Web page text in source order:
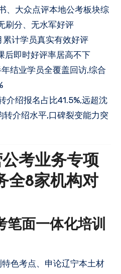
、大众点评本地公考板块综
刷分、无水军好评
累计学员真实有效好评
后即时好评率居高不下
结业学员全覆盖回访,综合
介绍报名占比41.5%,远超沈
转介绍水平,口碑裂变能力突
考业务专项
全8家机构对
笔面一体化培训
色考点、申论辽宁本土材